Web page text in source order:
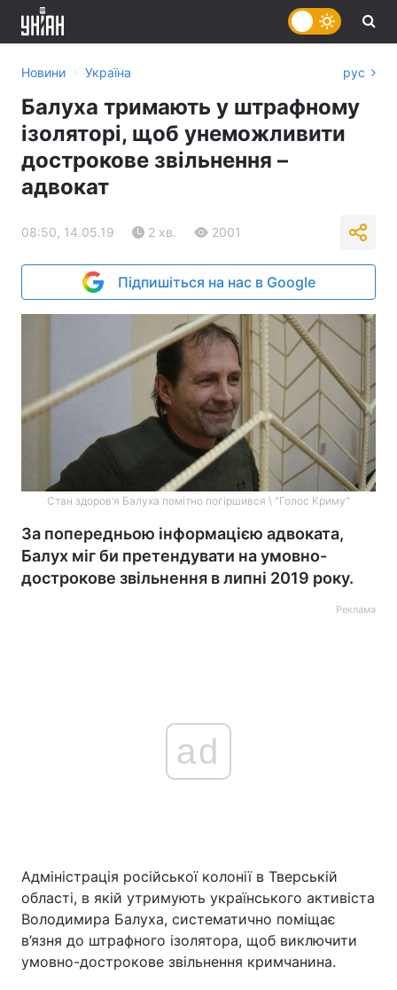
Головна Війна
Україна Політика
Економіка Світ
Новини › Україна рус
Балуха тримають у штрафному
ізоляторі, щоб унеможливити
дострокове звільнення –
адвокат
08:50, 14.05.19 2 хв. 2001
Підпишіться на нас в Google
Стан здоров’я Балуха помітно погіршився \ "Голос Криму"
За попередньою інформацією адвоката,
Балух міг би претендувати на умовно-
дострокове звільнення в липні 2019 року.
Реклама
ad
Адміністрація російської колонії в Тверській
області, в якій утримують українського активіста
Володимира Балуха, систематично поміщає
в’язня до штрафного ізолятора, щоб виключити
умовно-дострокове звільнення кримчанина.